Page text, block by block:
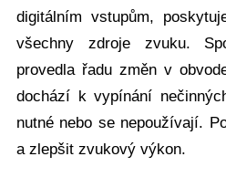
digitálním vstupům,
všechny zdroje zvuku.
provedla řadu změn v
dochází k vypínání
nutné nebo se nepoužívají.
a zlepšit zvukový výkon.